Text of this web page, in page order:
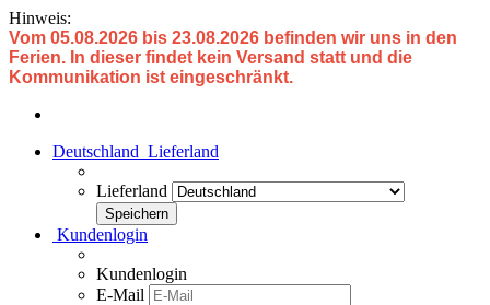
Hinweis:
Vom 05.08.2026 bis 23.08.2026 befinden wir uns in den
Ferien. In dieser findet kein Versand statt und die
Kommunikation ist eingeschränkt.
Deutschland Lieferland
Lieferland
Kundenlogin
Kundenlogin
E-Mail